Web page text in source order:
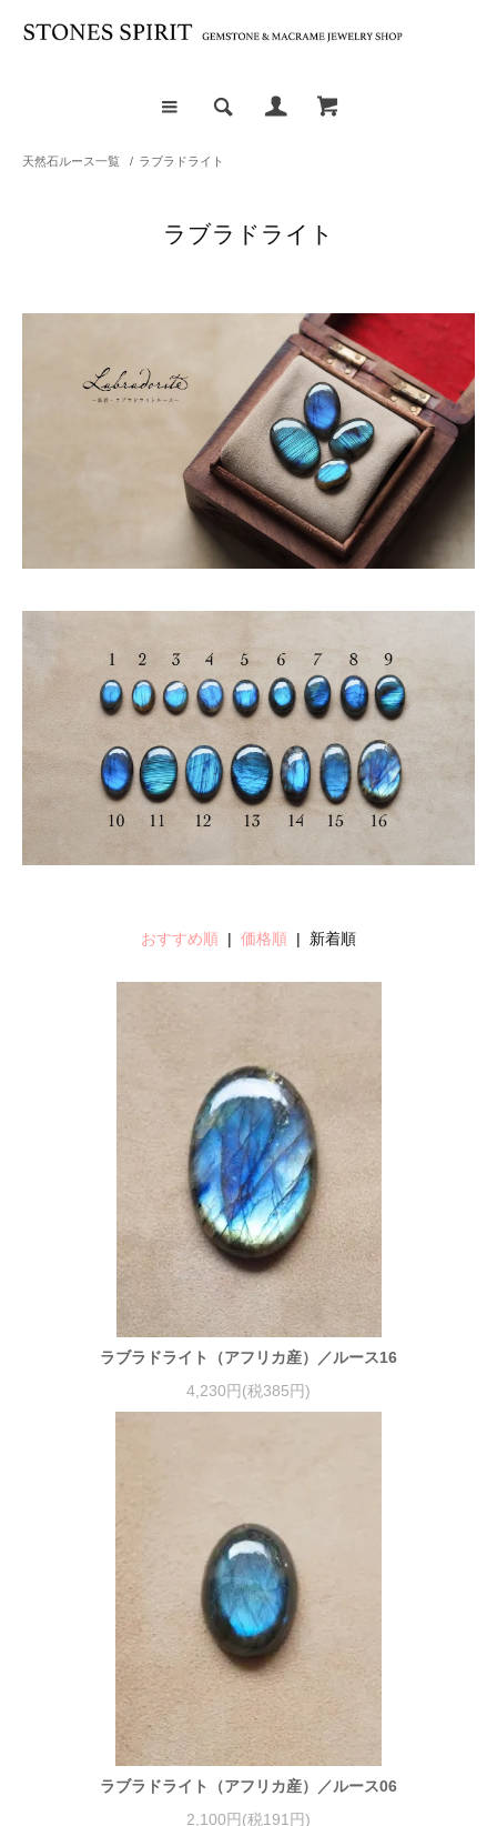
天然石ルース一覧 / ラブラドライト
ラブラドライト
おすすめ順 | 価格順 | 新着順
ラブラドライト（アフリカ産）／ルース16
4,230円(税385円)
ラブラドライト（アフリカ産）／ルース06
2,100円(税191円)